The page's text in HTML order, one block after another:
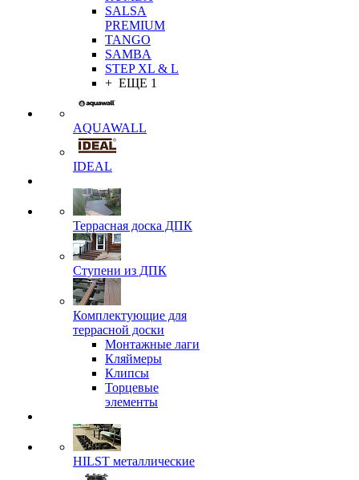
SALSA
PREMIUM
TANGO
SAMBA
STEP XL & L
+ ЕЩЕ 1
AQUAWALL
IDEAL
Террасная доска ДПК
Ступени из ДПК
Комплектующие для
террасной доски
Монтажные лаги
Кляймеры
Клипсы
Торцевые
элементы
HILST металлические